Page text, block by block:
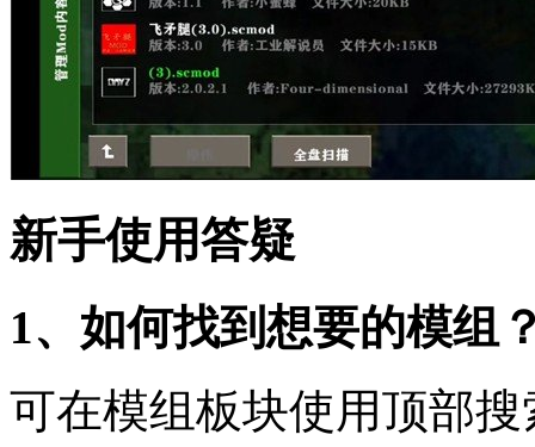
新手使用答疑
1、如何找到想要的模组
可在模组板块使用顶部